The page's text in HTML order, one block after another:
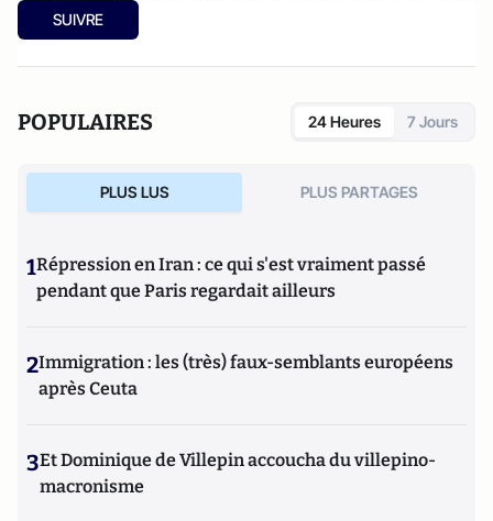
ans haut fonctionnaire à la Direction générale de l'énergie
de la Commission européenne. Auteur de 18 livres.
SUIVRE
POPULAIRES 24 Heures 7 Jours
PLUS LUS PLUS PARTAGES
1Répression en Iran : ce qui s'est vraiment passé
pendant que Paris regardait ailleurs
2Immigration : les (très) faux-semblants européens
après Ceuta
3Et Dominique de Villepin accoucha du villepino-
macronisme